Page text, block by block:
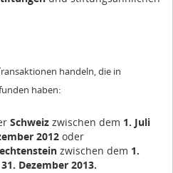
handeln, die in
haben:
Schweiz zwischen dem 1. Juli
2012 oder
zwischen dem 1.
Dezember 2013.